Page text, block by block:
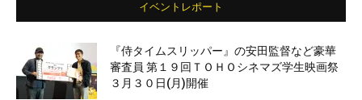
イベントレポート
『侍タイムスリッパー』の安田監督など豪華
審査員 第１９回ＴＯＨＯシネマズ学生映画祭
３月３０日(月)開催